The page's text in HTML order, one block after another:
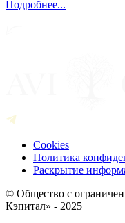
Подробнее...
Cookies
Политика
Раскрытие
© Общество с
Кэпитал» - 2025